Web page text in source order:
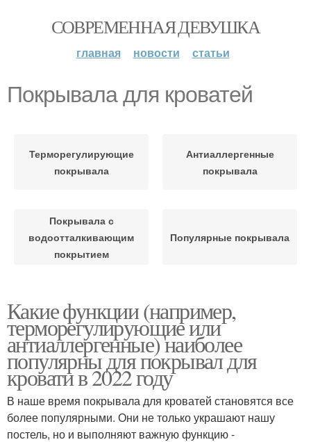
СОВРЕМЕННАЯ ДЕВУШКА
главная новости статьи
Покрывала для кроватей
Терморегулирующие
покрывала
Антиаллергенные
покрывала
Покрывала с
водоотталкивающим
покрытием
Популярные покрывала
Какие функции (например,
терморегулирующие или
антиаллергенные) наиболее
популярны для покрывал для
кровати в 2022 году
В наше время покрывала для кроватей становятся все
более популярными. Они не только украшают нашу
постель, но и выполняют важную функцию -